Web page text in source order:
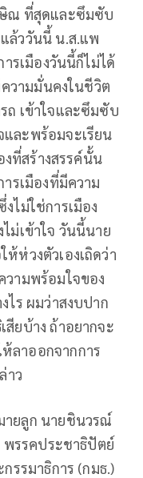
ณ ที่สุดและซึมซับ
ล้ววันนี้ น.ส.แพ
รเมืองวันนี้ก็ไม่ได้
วามมั่นคงในชีวิต
ถ เข้าใจและซึมซับ
ละพร้อมจะเรียน
งที่สร้างสรรค์นั้น
รเมืองที่มีความ
ไม่ใช่การเมือง
ม่เข้าใจ วันนี้นาย
ห่วงตัวเองเถิดว่า
ามพร้อมใจของ
ไร ผมว่าสงบปาก
สียบ้าง ถ้าอยากจะ
ลาออกจากการ
าว
ยลูก นายชินวรณ์
พรรคประชาธิปัตย์
รรมาธิการ (กมธ.)